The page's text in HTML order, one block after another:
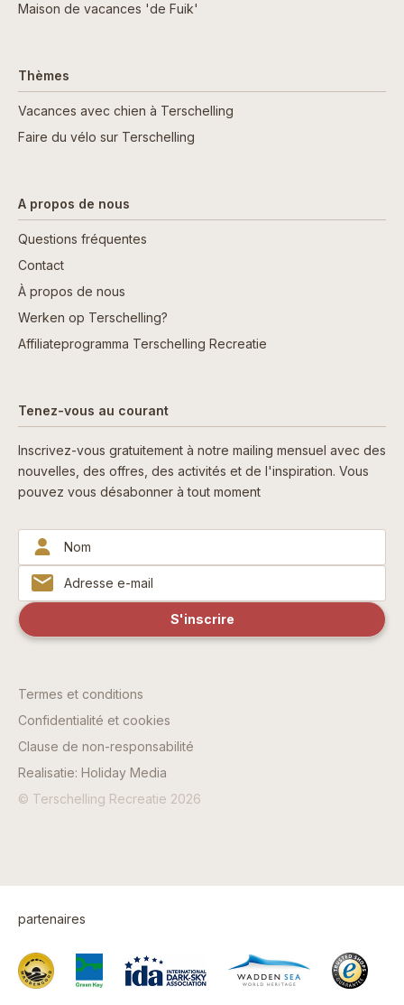
Maison de vacances 'de Fuik'
Thèmes
Vacances avec chien à Terschelling
Faire du vélo sur Terschelling
A propos de nous
Questions fréquentes
Contact
À propos de nous
Werken op Terschelling?
Affiliateprogramma Terschelling Recreatie
Tenez-vous au courant
Inscrivez-vous gratuitement à notre mailing mensuel avec des
nouvelles, des offres, des activités et de l'inspiration. Vous
pouvez vous désabonner à tout moment
Termes et conditions
Confidentialité et cookies
Clause de non-responsabilité
Realisatie: Holiday Media
© Terschelling Recreatie 2026
partenaires